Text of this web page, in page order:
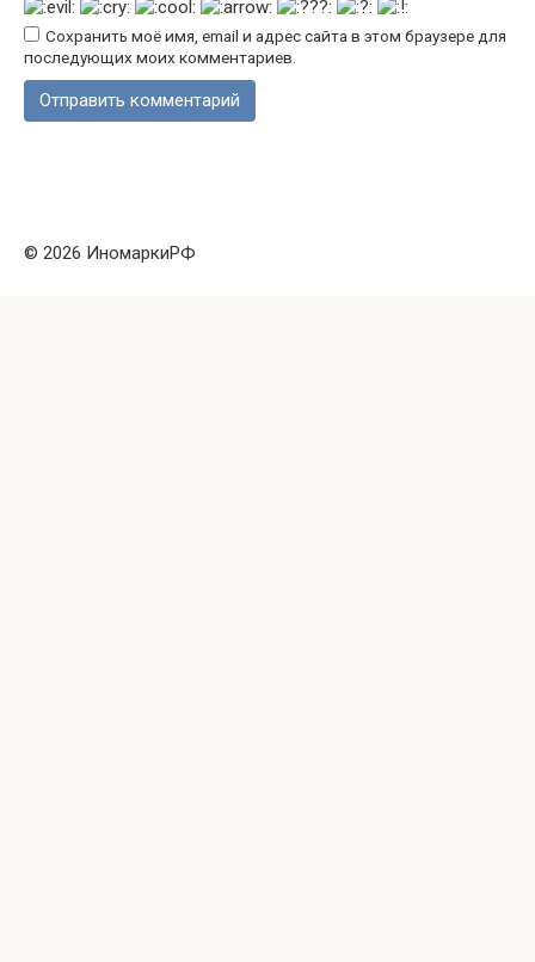
Сохранить моё имя, email и адрес сайта в этом браузере для
последующих моих комментариев.
© 2026 ИномаркиРФ